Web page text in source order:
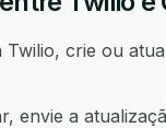
crie ou
envie a